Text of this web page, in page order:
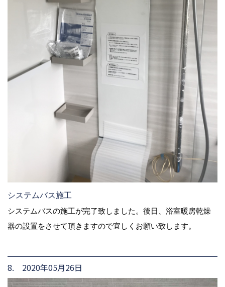
システムバス施工
システムバスの施工が完了致しました。後日、浴室暖房乾燥
器の設置をさせて頂きますので宜しくお願い致します。
8. 2020年05月26日